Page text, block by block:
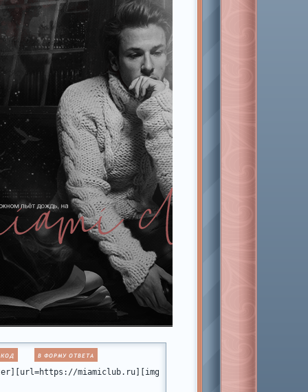
files/001b/e7/6d/52003.png[/img][/url][/align]
В ФОРМУ ОТВЕТА
miamiclub.ru][img]https://imgur.com/